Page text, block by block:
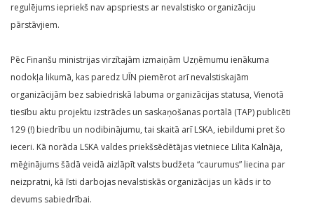
regulējums iepriekš nav apspriests ar nevalstisko organizāciju
pārstāvjiem.
Pēc Finanšu ministrijas virzītajām izmaiņām Uzņēmumu ienākuma
nodokļa likumā, kas paredz UĪN piemērot arī nevalstiskajām
organizācijām bez sabiedriskā labuma organizācijas statusa, Vienotā
tiesību aktu projektu izstrādes un saskaņošanas portālā (TAP) publicēti
129 (!) biedrību un nodibinājumu, tai skaitā arī LSKA, iebildumi pret šo
ieceri. Kā norāda LSKA valdes priekšsēdētājas vietniece Lilita Kalnāja,
mēģinājums šādā veidā aizlāpīt valsts budžeta “caurumus” liecina par
neizpratni, kā īsti darbojas nevalstiskās organizācijas un kāds ir to
devums sabiedrībai.